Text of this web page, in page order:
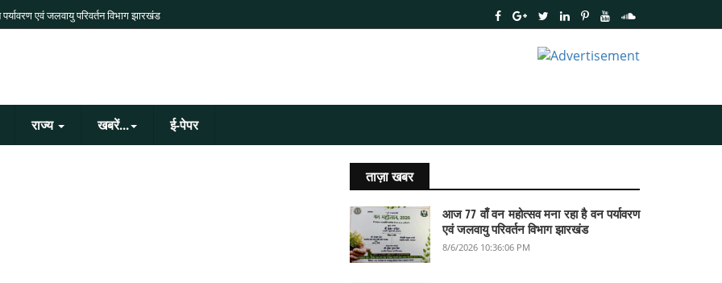
एवं जलवायु परिवर्तन विभाग झारखंड
राज्य खबरें... ई-पेपर
ताज़ा खबर
आज 77 वाँ वन महोत्सव मना रहा है वन पर्यावरण
एवं जलवायु परिवर्तन विभाग झारखंड
8/6/2026 10:36:06 PM